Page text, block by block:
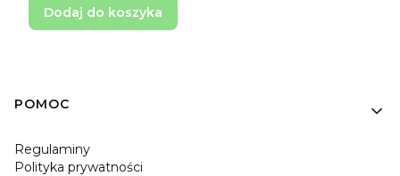
Dodaj do koszyka
Linki w stopce
POMOC
Regulaminy
Polityka prywatności